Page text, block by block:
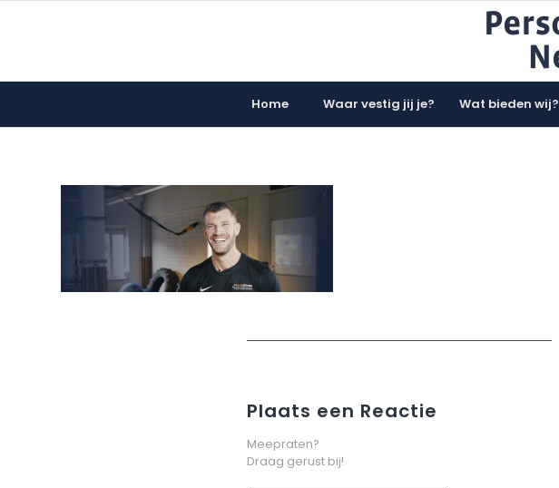
Home Waar vestig jij je? Wat bieden wij?
Plaats een Reactie
Meepraten?
Draag gerust bij!